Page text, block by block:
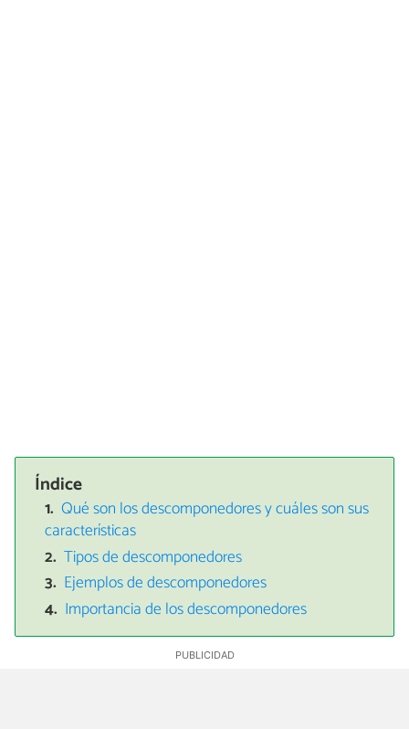
Índice
Qué son los descomponedores y cuáles son sus
características
Tipos de descomponedores
Ejemplos de descomponedores
Importancia de los descomponedores